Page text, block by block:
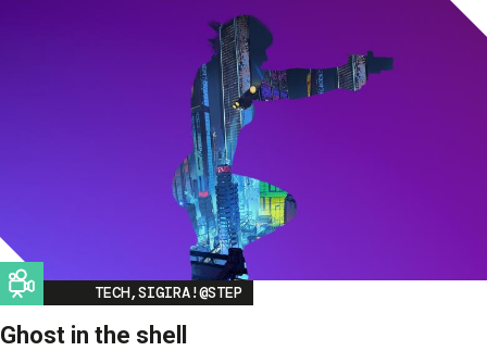
Image
TECH,SIGIRA!@STEP
Ghost in the shell